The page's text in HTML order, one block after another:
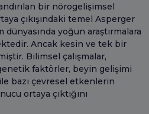
bir nörogelişimsel
çıkışındaki temel Asperger
yoğun araştırmalara
Ancak kesin ve tek bir
Bilimsel çalışmalar,
faktörler, beyin gelişimi
bazı çevresel etkenlerin
ortaya çıktığını